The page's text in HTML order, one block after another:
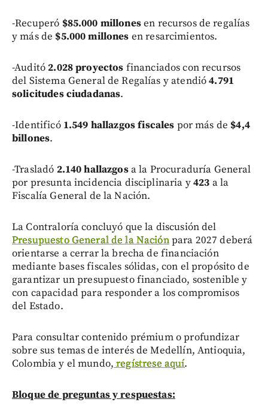
-Recuperó $85.000 millonesen recursos de regalías
y más de $5.000 millones en resarcimientos.
-Auditó2.028 proyectos financiados con recursos
del Sistema General de Regalías y atendió4.791
solicitudes ciudadanas.
-Identificó 1.549 hallazgos fiscales por más de $4,4
billones.
-Trasladó 2.140 hallazgosa la Procuraduría General
por presunta incidencia disciplinaria y423 a la
Fiscalía General de la Nación.
La Contraloría concluyó que la discusión del
Presupuesto General de la Naciónpara 2027 deberá
orientarse a cerrar la brecha de financiación
mediante bases fiscales sólidas, con el propósito de
garantizar un presupuesto financiado, sostenible y
con capacidad para responder a los compromisos
del Estado.
Para consultar contenido prémium o profundizar
sobre sus temas de interés de Medellín, Antioquia,
Colombia y el mundo, regístrese aquí.
Bloque de preguntas y respuestas: